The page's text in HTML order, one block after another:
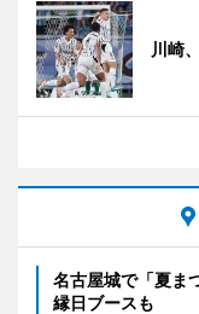
川崎
名古屋城で「夏ま
縁日ブースも